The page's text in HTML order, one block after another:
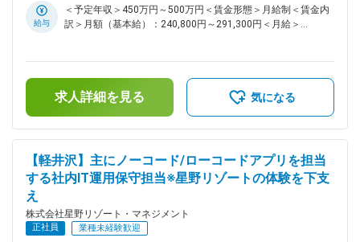
全社で利用されるPC・スマートデバイス等のエンドポイント
およびセキュリティ領域を中心に、 「何をどのように守る
理およびサイバーセキュリティ関連システムの導入・運用保守
をお任せします。 ■業務詳細 ・全社エンドポイント（PC・ス
マートデバイス等）の選定・導入・運用管理 ・エンドポイン
トセキュリティ対策の企画・導入・運用保守 （MDM、NGAV
の設計・改善・導入・運用保守 ・施設（ホテル・旅館）およ
びオフィスにおけるIT環境との連携・最適化 ・ネットワーク
インフラの運用保守 ■適性 ・不確実性の高い環境でも前向き
にチャレンジできる方 ・変化に応じて柔軟に対応し、最適解
的に学び続けられる方 変更の範囲：会社の定める業務
給与
＜予定年収＞450万円～500万円＜賃金形態＞月給制＜賃金内
訳＞月額（基本給）：240,800円～291,300円＜月給＞
を通じて上下する可能性があります。月給(月額)は固定手当を
含めた表記です。
求人詳細を見る 気になる
【軽井沢】主にノーコード/ローコードアプリを担当
する社内IT運用保守担当※星野リゾートの体験を下支
え
株式会社星野リゾート・マネジメント
正社員 業種未経験歓迎